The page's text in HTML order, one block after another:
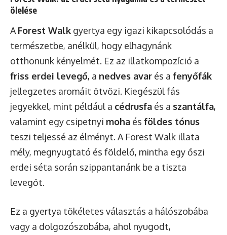
ölelése
A Forest Walk gyertya egy igazi kikapcsolódás a
természetbe, anélkül, hogy elhagynánk
otthonunk kényelmét. Ez az illatkompozíció a
friss erdei levegő, a nedves avar és a fenyőfák
jellegzetes aromáit ötvözi. Kiegészül fás
jegyekkel, mint például a cédrusfa és a szantálfa,
valamint egy csipetnyi moha és földes tónus
teszi teljessé az élményt. A Forest Walk illata
mély, megnyugtató és földelő, mintha egy őszi
erdei séta során szippantanánk be a tiszta
levegőt.
Ez a gyertya tökéletes választás a hálószobába
vagy a dolgozószobába, ahol nyugodt,